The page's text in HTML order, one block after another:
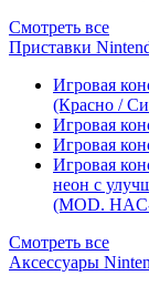
Смотреть все
Приставки
Игровая
(Красно /
Игровая
Игровая
Игровая
неон с
(MOD.
Смотреть все
Аксессуары